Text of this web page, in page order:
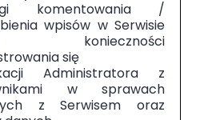
komentowania /
wpisów w Serwisie
konieczności
się
Administratora z
w sprawach
z Serwisem oraz